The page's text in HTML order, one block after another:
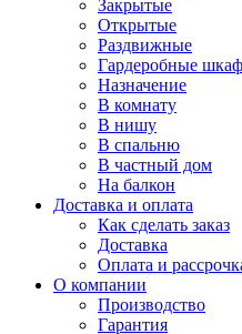
Закрытые
Открытые
Раздвижные
Гардеробные
Назначение
В комнату
В нишу
В спальню
В частный дом
На балкон
Доставка и оплата
Как сделать заказ
Доставка
Оплата и
О компании
Производство
Гарантия